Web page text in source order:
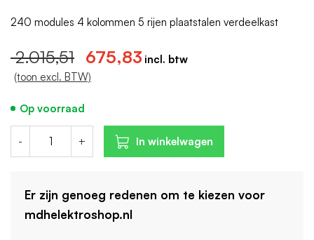
675,83
2.015,51
(toon excl. BTW)
- + In winkelwagen
Er zijn genoeg redenen om te kiezen voor
mdhelektroshop.nl
Op voorraad
240 modules 4 kolommen 5 rijen plaatstalen verdeelkast